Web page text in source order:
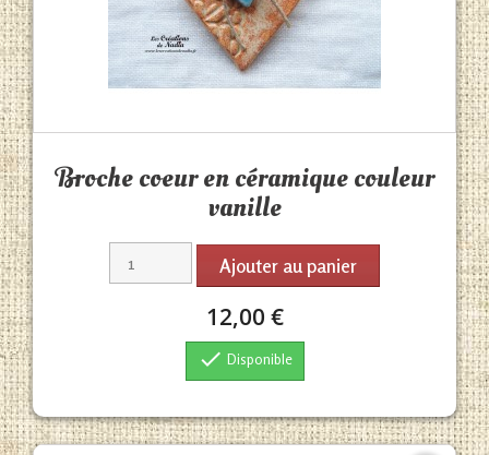
Broche coeur en céramique couleur
vanille
Ajouter au panier
12,00 €
 Disponible